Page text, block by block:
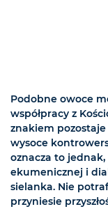
Podobne owoce
współpracy z
znakiem
wysoce
oznacza to
ekumenicznej i
sielanka. Nie
przyniesie